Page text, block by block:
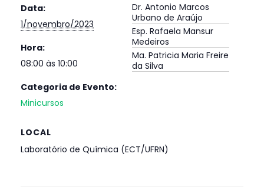
Data:
1/novembro/2023
Hora:
08:00 às 10:00
Categoria de Evento:
Minicursos
LOCAL
Laboratório de Química (ECT/UFRN)
Dr. Antonio Marcos
Urbano de Araújo
Esp. Rafaela Mansur
Medeiros
Ma. Patricia Maria Freire
da Silva